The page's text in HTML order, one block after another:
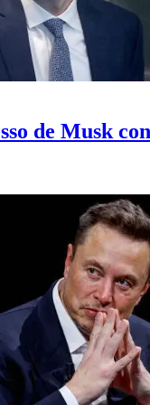
de Musk